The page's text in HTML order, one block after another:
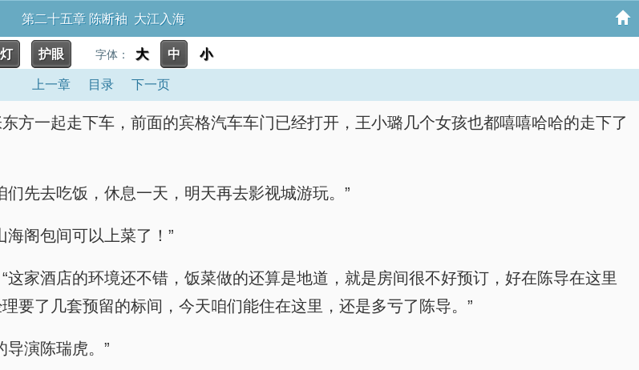
第二十五章 陈断袖 大江入海
护眼 字体： 大 中 小
上一章 目录 下一页
方一起走下车，前面的宾格汽车车门已经打开，王小璐几个女孩也都嘻嘻哈哈的走下了
先去吃饭，休息一天，明天再去影视城游玩。”
阁包间可以上菜了！”
家酒店的环境还不错，饭菜做的还算是地道，就是房间很不好预订，好在陈导在这里
要了几套预留的标间，今天咱们能住在这里，还是多亏了陈导。”
导演陈瑞虎。”